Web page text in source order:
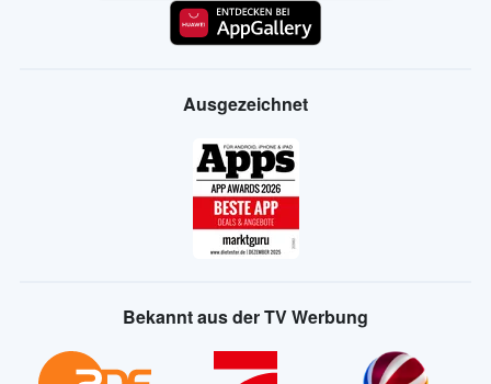
Ausgezeichnet
Bekannt aus der TV Werbung